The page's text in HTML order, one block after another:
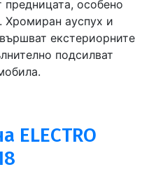
предницата, особено
Хромиран ауспух и
екстериорните
подсилват
ELECTRO